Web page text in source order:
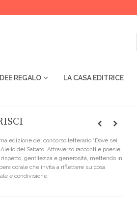
IDEE REGALO LA CASA EDITRICE
edizione del concorso letterario “Dove sei
del Sabato. Attraverso racconti e poesie,
gentilezza e generosità, mettendo in
corale che invita a riflettere su cosa
e condivisione.